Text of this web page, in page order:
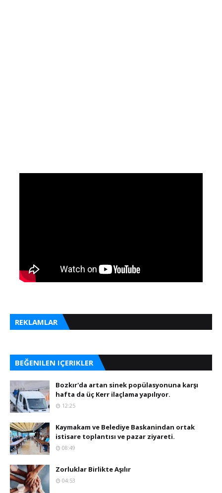
REKLAMLAR
BEĞENILEN IÇERIKLER
Bozkır'da artan sinek popülasyonuna karşı
hafta da üç Kerr ilaçlama yapılıyor.
12:25
Kaymakam ve Belediye Baskanindan ortak
istisare toplantısı ve pazar ziyareti.
08:49
Zorluklar Birlikte Aşılır
04:53